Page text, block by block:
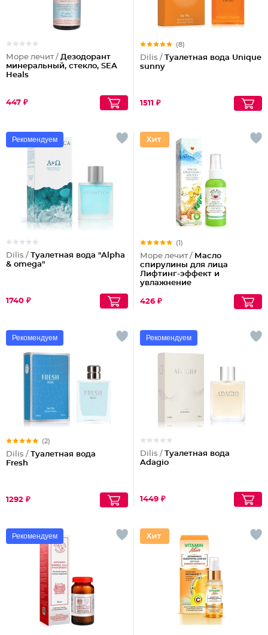
Море лечит / Дезодорант
минеральный, стекло, SEA
Heals
447 ₽
(8)
Dilis / Туалетная вода Unique
sunny
1511 ₽
Рекомендуем
Dilis / Туалетная вода "Alpha
& omega"
1740 ₽
(1)
Море лечит / Масло
спирулины для лица
Лифтинг-эффект и
увлажнение
426 ₽
Рекомендуем
(2)
Dilis / Туалетная вода
Fresh
1292 ₽
Рекомендуем
Dilis / Туалетная вода
Adagio
1449 ₽
Рекомендуем